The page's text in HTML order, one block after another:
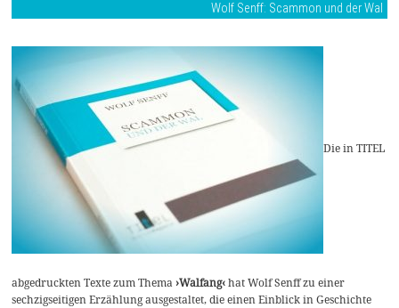
Wolf Senff: Scammon und der Wal
Die in TITEL
abgedruckten Texte zum Thema›Walfang‹hat Wolf Senff zu einer
sechzigseitigen Erzählung ausgestaltet, die einen Einblick in Geschichte